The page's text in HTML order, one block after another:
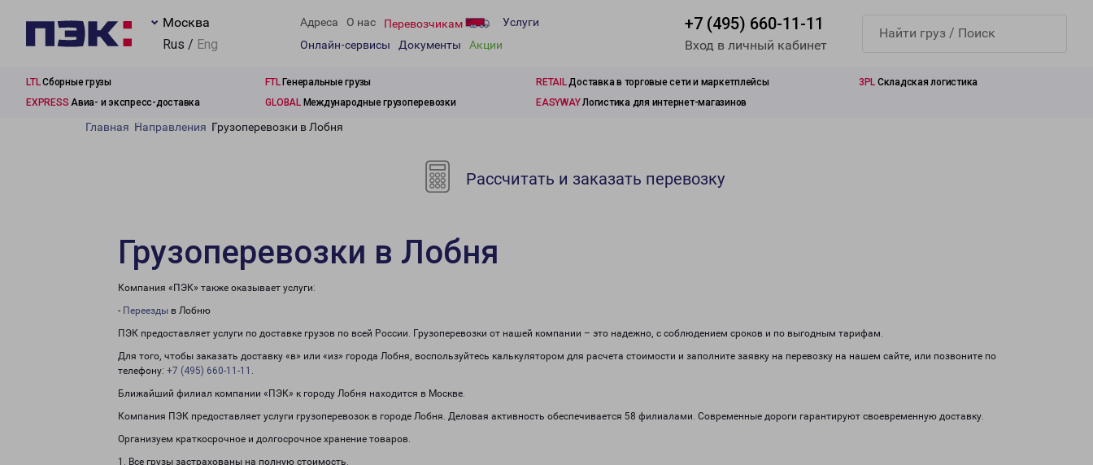
Москва
Rus / Eng
Адреса О нас Перевозчикам
Услуги
Онлайн-сервисы
Документы Акции
+7 (495) 660-11-11
Вход в личный кабинет
LTLСборные грузы FTLГенеральные грузы RETAILДоставка в торговые сети и маркетплейсы 3PL Складская логистика
EXPRESS Авиа- и экспресс-доставка GLOBALМеждународные грузоперевозки EASYWAYЛогистика для интернет-магазинов
Главная Направления Грузоперевозки в Лобня
Рассчитать и заказать перевозку
Грузоперевозки в Лобня
Компания «ПЭК» также оказывает услуги:
- Переезды в Лобню
ПЭК предоставляет услуги по доставке грузов по всей России. Грузоперевозки от нашей компании – это надежно, с соблюдением сроков и по выгодным тарифам.
Для того, чтобы заказать доставку «в» или «из» города Лобня, воспользуйтесь калькулятором для расчета стоимости и заполните заявку на перевозку на нашем сайте, или позвоните по
телефону: +7 (495) 660-11-11 .
Ближайший филиал компании «ПЭК» к городу Лобня находится в Москве.
Компания ПЭК предоставляет услуги грузоперевозок в городе Лобня. Деловая активность обеспечивается 58 филиалами. Современные дороги гарантируют своевременную доставку.
Организуем краткосрочное и долгосрочное хранение товаров.
1. Все грузы застрахованы на полную стоимость.